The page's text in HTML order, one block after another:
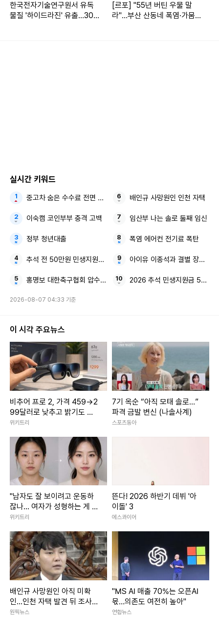
"왜 지적해" 안전모로 회사 동료 내리쳐 다치게 한 60대 집유
청소년도 출입한 불법 안마시술소 업주 집유ㆍ7천만원 추징
한국전자기술연구원서 유독
물질 '하이드라진' 유출…300
[르포] "55년 버틴 우물 말
라"…부산 산동네 폭염·가뭄
실시간 키워드
중고차 숨은 수수료 전면 공개
이숙캠 코인부부 충격 고백
정부 청년대출
추석 전 50만원 민생지원금 지원 금액
홍명보 대한축구협회 압수수색
배인규 사망원인 인천 자택
임산부 나는 솔로 둘째 임신
폭염 에어컨 전기료 폭탄
아이유 이종석과 결별 장기하
2026 추석 민생지원금 50만
2026-08-07 04:33 기준
이 시각 주요뉴스
비추어 프로 2, 가격 459→2
99달러로 낮추고 밝기도 올
렸다
위키트리
7기 옥순 “아직 모태 솔로…”
파격 금발 변신 (나솔사계)
스포츠동아
"남자도 잘 보이려고 운동하
잖나... 여자가 성형하는 게 대
체 왜 문제냐"
위키트리
뜬다! 2026 하반기 데뷔 '아
이돌' 3
에스콰이어
배인규 사망원인 아직 미확
인...인천 자택 발견 뒤 조사
진행
원픽뉴스
"MS AI 매출 70%는 오픈AI
몫…의존도 여전히 높아"
연합뉴스